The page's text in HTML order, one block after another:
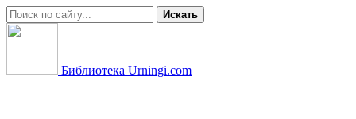
Искать
Библиотека Urningi.com